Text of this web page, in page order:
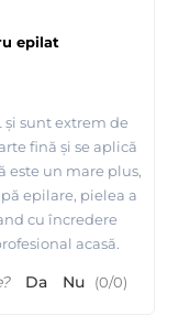
epilat
și sunt extrem de
fină și se aplică
este un mare plus,
epilare, pielea a
cu încredere
acasă.
Da Nu (0/0)